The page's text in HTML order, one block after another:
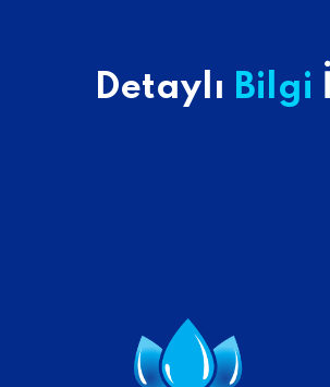
Detaylı Bilgi